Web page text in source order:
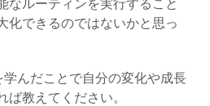
なルーティンを実行すること
化できるのではないかと思っ
んだことで自分の変化や成長
ば教えてください。